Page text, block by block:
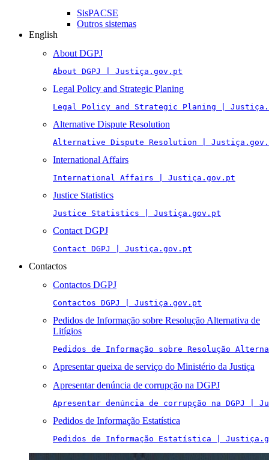
SisPACSE
Outros sistemas
English
About DGPJ
About DGPJ | Justiça.gov.pt
Legal Policy and Strategic Planing
Legal Policy and Strategic Planing |
Alternative Dispute Resolution
Alternative Dispute Resolution |
International Affairs
International Affairs | Justiça.gov.pt
Justice Statistics
Justice Statistics | Justiça.gov.pt
Contact DGPJ
Contact DGPJ | Justiça.gov.pt
Contactos
Contactos DGPJ
Contactos DGPJ | Justiça.gov.pt
Pedidos de Informação sobre Resolução Alternativa de
Litígios
Pedidos de Informação sobre Resolução
Apresentar queixa de serviço do Ministério da Justiça
Apresentar denúncia de corrupção na DGPJ
Apresentar denúncia de corrupção na DGPJ |
Pedidos de Informação Estatística
Pedidos de Informação Estatística |